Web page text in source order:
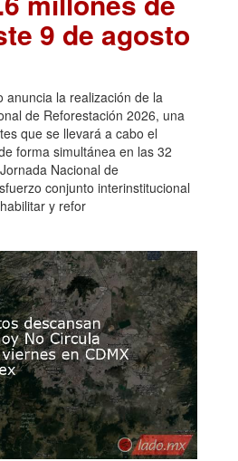
9 de agosto
anuncia la realización de la
de Reforestación 2026, una
que se llevará a cabo el
forma simultánea en las 32
Nacional de
conjunto interinstitucional
y refor